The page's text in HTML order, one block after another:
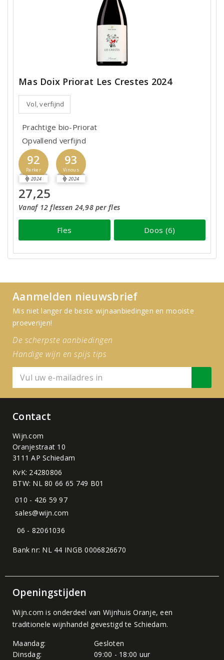
Mas Doix Priorat Les Crestes 2024
Vol, verfijnd
Prachtige bio-Priorat
Opvallend verfijnd
92
Parker
2024
93
Vinous
2024
27,25
Vanaf 12 flessen 24,98 per fles
Fles Doos (6)
Aanmelden nieuwsbrief
Mis niet langer de beste wijnaanbiedingen en mooiste
proeverijen!
De scherpste aanbiedingen
Handige wijn en spijs tips
Contact
Wijn.com
Oranjestraat 10
3111 AP Schiedam
KvK: 24280806
BTW: NL 80 66 65 749 B01
010 - 426 59 97
sales@wijn.com
06 - 82061036
Bank nr: NL 44 INGB 0006826670
Openingstijden
Wijn.com is onderdeel van Wijnhuis Oranje, een
traditionele wijnhandel gevestigd te Schiedam.
Maandag:
Gesloten
Dinsdag:
09:00 - 18:00 uur